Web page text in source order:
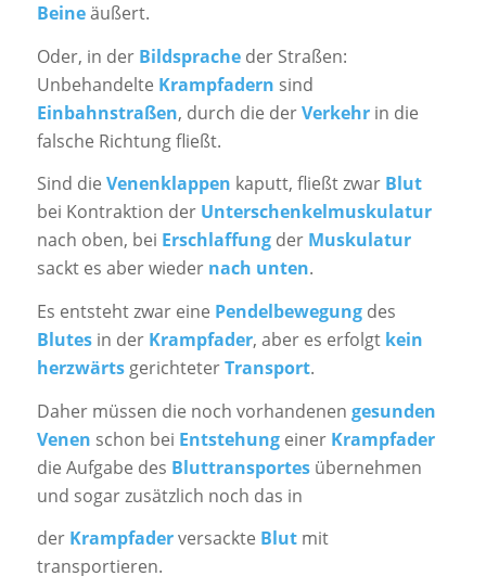
Beineäußert.
Oder, in der Bildspracheder Straßen:
Unbehandelte Krampfadern sind
Einbahnstraßen, durch die derVerkehrin die
falsche Richtung fließt.
Sind die Venenklappen kaputt, fließt zwar Blut
bei Kontraktion der Unterschenkelmuskulatur
nach oben, bei Erschlaffungder Muskulatur
sackt es aber wiedernach unten.
Es entsteht zwar eine Pendelbewegungdes
Blutesin der Krampfader, aber es erfolgt kein
herzwärtsgerichteterTransport.
Daher müssen die noch vorhandenen gesunden
Venen schon bei EntstehungeinerKrampfader
die Aufgabe des Bluttransportesübernehmen
und sogar zusätzlich noch das in
der Krampfaderversackte Blutmit
transportieren.